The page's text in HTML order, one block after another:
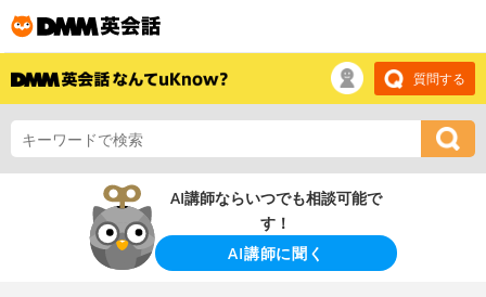
質問する
AI講師ならいつでも相談可能で
す！
AI講師に聞く